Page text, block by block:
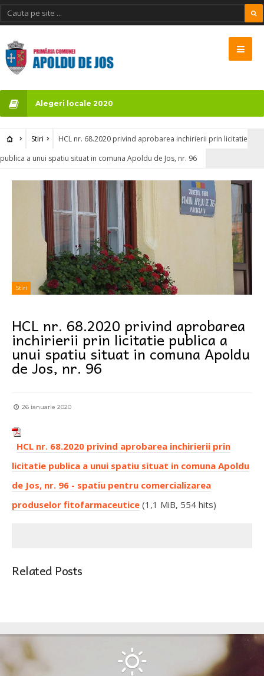
Alegeri locale 2020
Stiri
HCL nr. 68.2020 privind aprobarea inchirierii prin licitatie
publica a unui spatiu situat in comuna Apoldu de Jos, nr. 96
Stiri
HCL nr. 68.2020 privind aprobarea
inchirierii prin licitatie publica a
unui spatiu situat in comuna Apoldu
de Jos, nr. 96
26 ianuarie 2020
HCL nr. 68.2020 privind aprobarea inchirierii prin
licitatie publica a unui spatiu situat in comuna Apoldu
de Jos, nr. 96 - spatiu pentru comercializarea
produselor fitofarmaceutice (1,1 MiB, 554 hits)
Related Posts